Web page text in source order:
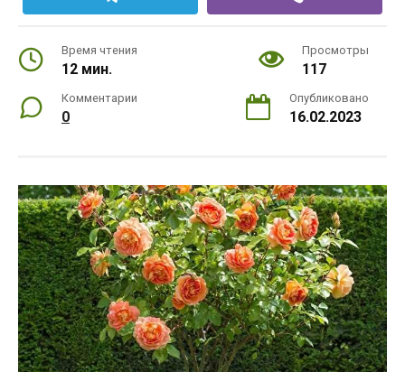
Время чтения
12 мин.
Просмотры
117
Комментарии
0
Опубликовано
16.02.2023